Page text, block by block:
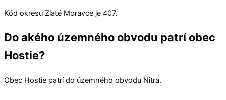
Kód okresu Zlaté Moravce je 407.
Do akého územného obvodu patrí obec
Hostie?
Obec Hostie patrí do územného obvodu Nitra.